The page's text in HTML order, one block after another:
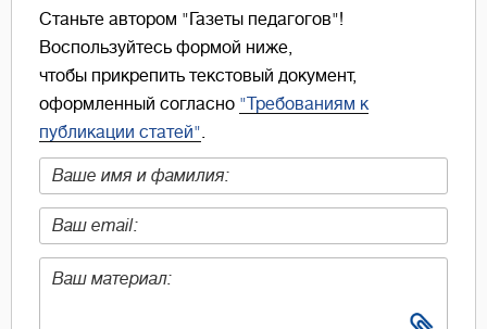
Станьте автором "Газеты педагогов"!
Воспользуйтесь формой ниже,
чтобы прикрепить текстовый документ,
оформленный согласно "Требованиям к
публикации статей"